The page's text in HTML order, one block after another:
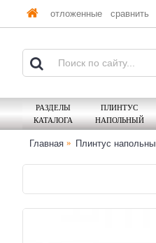
отложенные сравнить
РАЗДЕЛЫ
КАТАЛОГА
ПЛИНТУС
НАПОЛЬНЫЙ
Главная Плинтус